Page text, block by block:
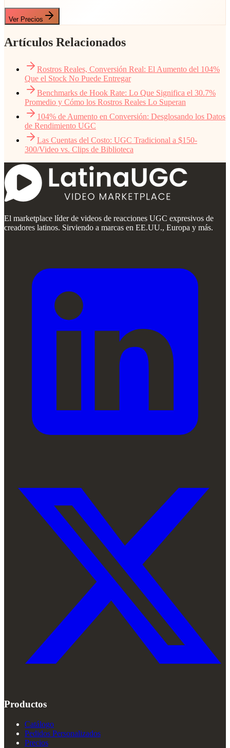
Ver Precios
Artículos Relacionados
Rostros Reales, Conversión Real: El Aumento del 104%
Que el Stock No Puede Entregar
Benchmarks de Hook Rate: Lo Que Significa el 30.7%
Promedio y Cómo los Rostros Reales Lo Superan
104% de Aumento en Conversión: Desglosando los Datos
de Rendimiento UGC
Las Cuentas del Costo: UGC Tradicional a $150-
300/Video vs. Clips de Biblioteca
El marketplace líder de videos de reacciones UGC expresivos de
creadores latinos. Sirviendo a marcas en EE.UU., Europa y más.
Productos
Catálogo
Pedidos Personalizados
Precios